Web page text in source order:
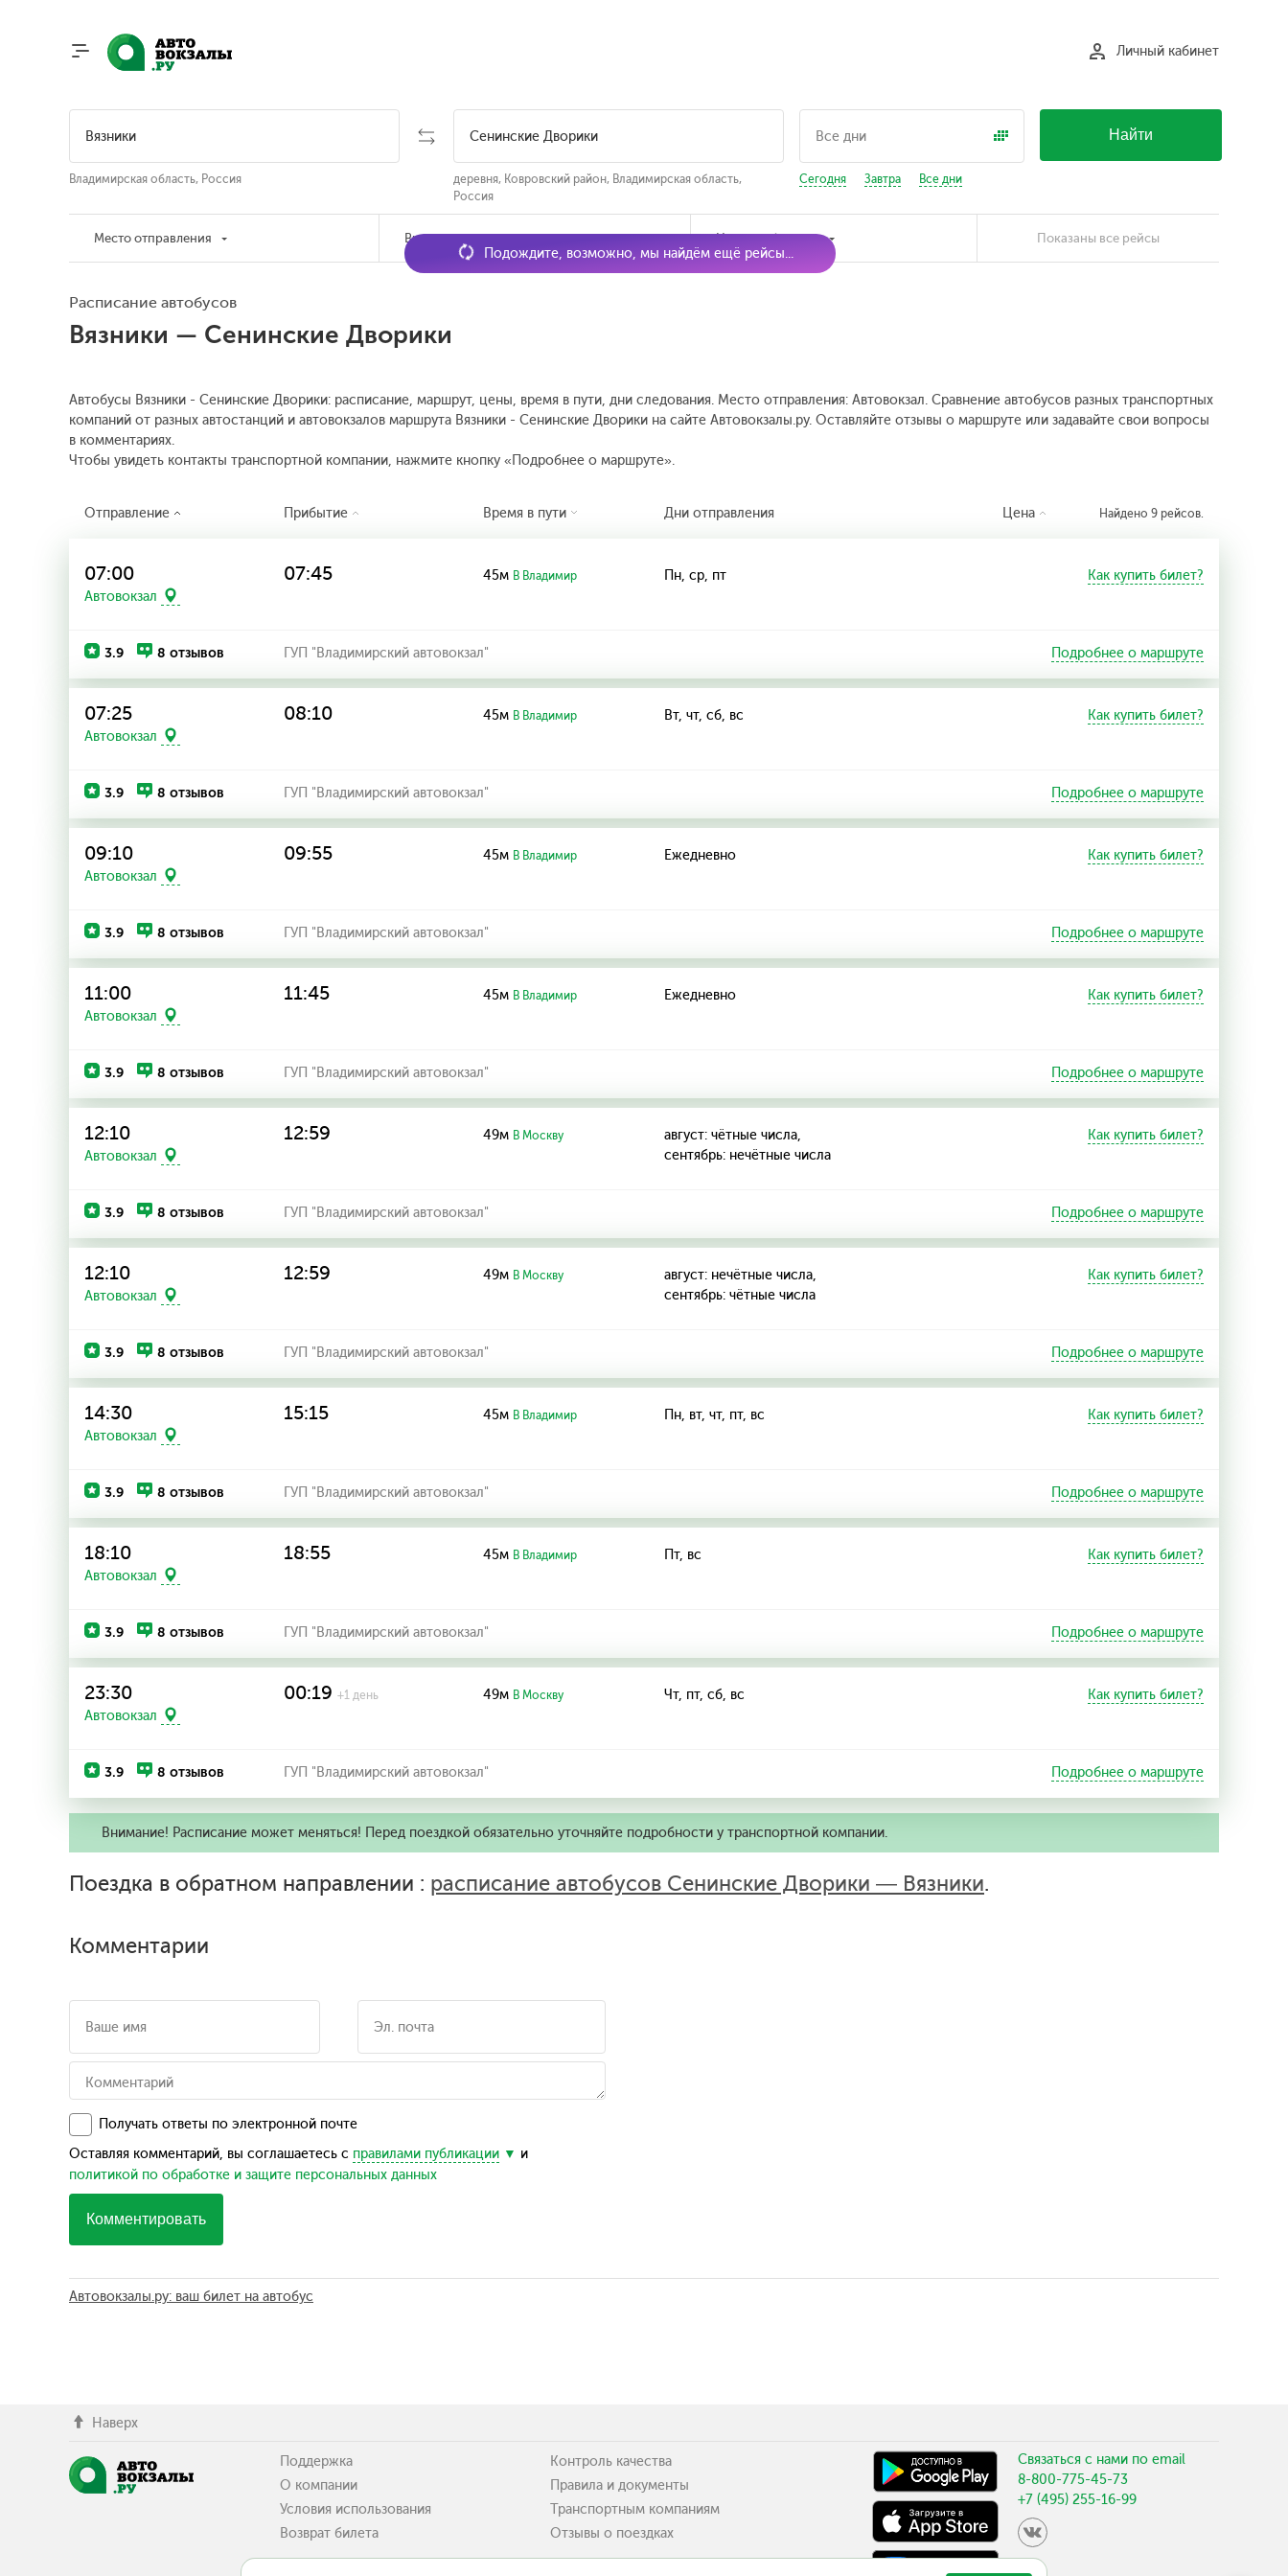
Личный кабинет
Владимирская область, Россия
деревня, Ковровский район, Владимирская область,
Россия
Сегодня Завтра Все дни
Найти
Место отправления Время отправления Наличие билетов Показаны все рейсы
Расписание автобусов
Вязники — Сенинские Дворики
Автобусы Вязники - Сенинские Дворики: расписание, маршрут, цены, время в пути, дни следования. Место отправления: Автовокзал. Сравнение автобусов разных транспортных
компаний от разных автостанций и автовокзалов маршрута Вязники - Сенинские Дворики на сайте Автовокзалы.ру. Оставляйте отзывы о маршруте или задавайте свои вопросы
в комментариях.
Чтобы увидеть контакты транспортной компании, нажмите кнопку «Подробнее о маршруте».
Подождите, возможно, мы найдём ещё рейсы...
Отправление Прибытие Время в пути Дни отправления Цена Найдено 9 рейсов.
07:00
Автовокзал
07:45 45м В Владимир Пн, ср, пт Как купить билет?
3.9 8 отзывов ГУП "Владимирский автовокзал" Подробнее о маршруте
07:25
Автовокзал
08:10 45м В Владимир Вт, чт, сб, вс Как купить билет?
3.9 8 отзывов ГУП "Владимирский автовокзал" Подробнее о маршруте
09:10
Автовокзал
09:55 45м В Владимир Ежедневно Как купить билет?
3.9 8 отзывов ГУП "Владимирский автовокзал" Подробнее о маршруте
11:00
Автовокзал
11:45 45м В Владимир Ежедневно Как купить билет?
3.9 8 отзывов ГУП "Владимирский автовокзал" Подробнее о маршруте
12:10
Автовокзал
12:59 49м В Москву
август: чётные числа,
сентябрь: нечётные числа
Как купить билет?
3.9 8 отзывов ГУП "Владимирский автовокзал" Подробнее о маршруте
12:10
Автовокзал
12:59 49м В Москву
август: нечётные числа,
сентябрь: чётные числа
Как купить билет?
3.9 8 отзывов ГУП "Владимирский автовокзал" Подробнее о маршруте
14:30
Автовокзал
15:15 45м В Владимир Пн, вт, чт, пт, вс Как купить билет?
3.9 8 отзывов ГУП "Владимирский автовокзал" Подробнее о маршруте
18:10
Автовокзал
18:55 45м В Владимир Пт, вс Как купить билет?
3.9 8 отзывов ГУП "Владимирский автовокзал" Подробнее о маршруте
23:30
Автовокзал
00:19 +1 день 49м В Москву Чт, пт, сб, вс Как купить билет?
3.9 8 отзывов ГУП "Владимирский автовокзал" Подробнее о маршруте
Внимание! Расписание может меняться! Перед поездкой обязательно уточняйте подробности у транспортной компании.
Поездка в обратном направлении : расписание автобусов Сенинские Дворики — Вязники.
Комментарии
Получать ответы по электронной почте
Оставляя комментарий, вы соглашаетесь с правилами публикации
и
политикой по обработке и защите персональных данных
Комментировать
Автовокзалы.ру: ваш билет на автобус
Наверх
Поддержка
О компании
Условия использования
Возврат билета
Контроль качества
Правила и документы
Транспортным компаниям
Отзывы о поездках
Связаться с нами по email
8-800-775-45-73
+7 (495) 255-16-99